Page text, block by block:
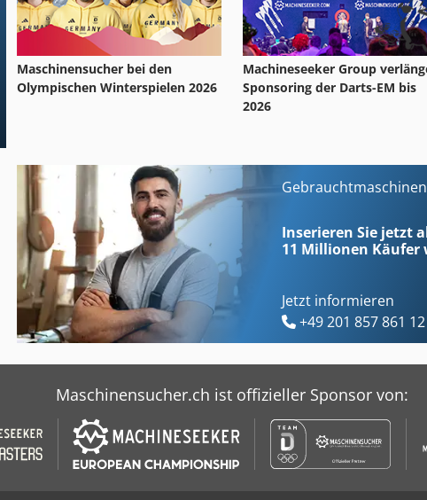
Maschinensucher bei den
Olympischen Winterspielen 2026
Machineseeker Group
Sponsoring der Darts-EM bis
2026
Inserieren Sie jetzt
11 Millionen Käufer
Jetzt informieren
+49 201 857 861 12
Maschinensucher.ch ist offizieller Sponsor von: